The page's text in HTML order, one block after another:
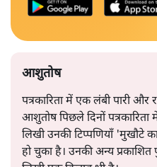
आशुतोष
पत्रकारिता में एक लंबी पारी
आशुतोष पिछले दिनों पत्रकारिता
लिखी उनकी टिप्पणियाँ 'मुखौटे
हो चुका है। उनकी अन्य